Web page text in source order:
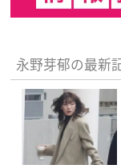
永野芽郁の最新